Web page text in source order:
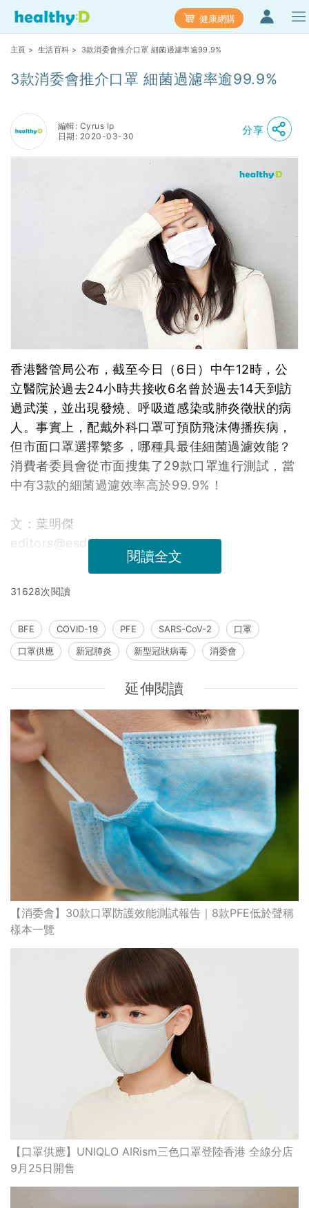
健康網購
主頁 > 生活百科 > 3款消委會推介口罩 細菌過濾率逾99.9%
3款消委會推介口罩 細菌過濾率逾99.9%
編輯: Cyrus Ip
日期: 2020-03-30
分享
香港醫管局公布，截至今日（6日）中午12時，公
立醫院於過去24小時共接收6名曾於過去14天到訪
過武漢，並出現發燒、呼吸道感染或肺炎徵狀的病
人。事實上，配戴外科口罩可預防飛沫傳播疾病，
但市面口罩選擇繁多，哪種具最佳細菌過濾效能？
消費者委員會從市面搜集了29款口罩進行測試，當
中有3款的細菌過濾效率高於99.9%！
文：葉明傑
editors@esdlife.com
閱讀全文
31628次閱讀
BFE COVID-19 PFE SARS-CoV-2
口罩
口罩供應
新冠肺炎 新型冠狀病毒 消委會
延伸閱讀
【消委會】30款口罩防護效能測試報告｜8款PFE低於聲稱
樣本一覽
【口罩供應】UNIQLO AIRism三色口罩登陸香港 全線分店
9月25日開售